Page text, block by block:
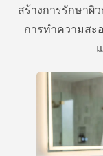
สร้างการรักษาผิ
การทําความสะ